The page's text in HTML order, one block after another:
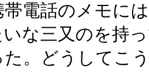
電話のメモに
な三又のを持
。どうしてこ